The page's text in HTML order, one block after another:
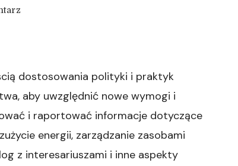
Wdrażanie
CSRD
dostosowania polityki i praktyk
aby uwzględnić nowe wymogi i
i raportować informacje dotyczące
energii, zarządzanie zasobami
z interesariuszami i inne aspekty